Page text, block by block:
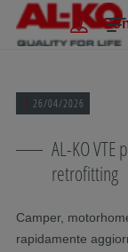
Salta la navigazione
Passa al contenuto
Passa alla
Indice
26/04/2026
AL-KO
retrofitting
Camper,
rapidamente